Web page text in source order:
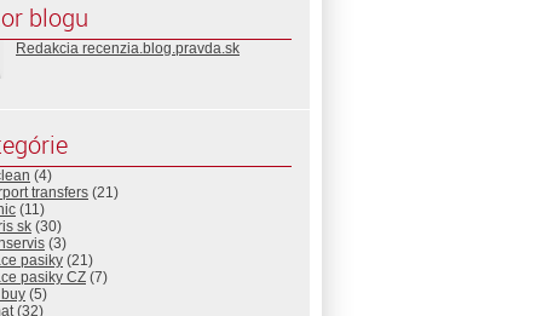
blogu
Redakcia recenzia.blog.pravda.sk
(4)
transfers (21)
(11)
sk (30)
(3)
pasiky (21)
pasiky CZ (7)
(5)
(32)